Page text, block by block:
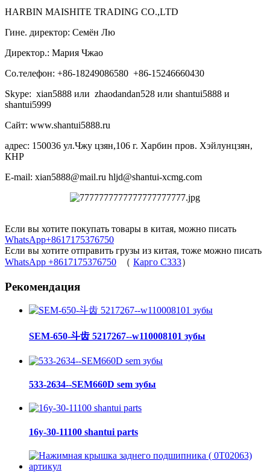
HARBIN MAISHITE TRADING CO.,LTD
Гине. директор: Семён Лю
Директор.: Мария Чжао
Со.телефон: +86-18249086580 +86-15246660430
Skype: xian5888 или zhaodandan528 или shantui5888 и
shantui5999
Сайт: www.shantui5888.ru
адрес: 150036 ул.Чжу цзян,106 г. Харбин пров. Хэйлунцзян,
КНР
E-mail: xian5888@mail.ru hljd@shantui-xcmg.com
Если вы хотите покупать товары в китая, можно писать
WhatsApp+8617175376750
Если вы хотите отправить грузы из китая, тоже можно писать
WhatsApp +8617175376750 （ Карго C333）
Рекомендация
SEM-650-斗齿 5217267--w110008101 зубы
533-2634--SEM660D sem зубы
16y-30-11100 shantui parts